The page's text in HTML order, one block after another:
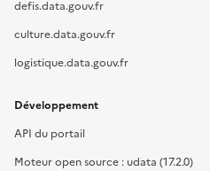
defis.data.gouv.fr
culture.data.gouv.fr
logistique.data.gouv.fr
Développement
API du portail
Moteur open source : udata (17.2.0)